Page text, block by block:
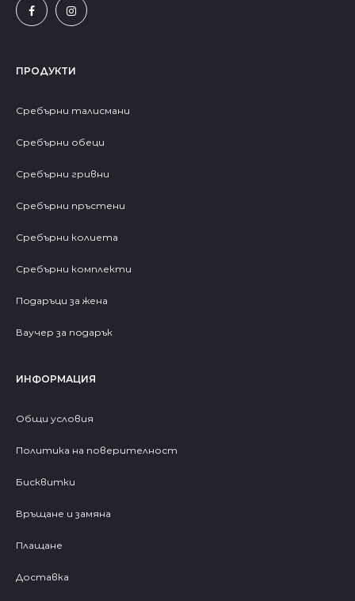
ПРОДУКТИ
Сребърни талисмани
Сребърни обеци
Сребърни гривни
Сребърни пръстени
Сребърни колиета
Сребърни комплекти
Подаръци за жена
Ваучер за подарък
ИНФОРМАЦИЯ
Общи условия
Политика на поверителност
Бисквитки
Връщане и замяна
Плащане
Доставка